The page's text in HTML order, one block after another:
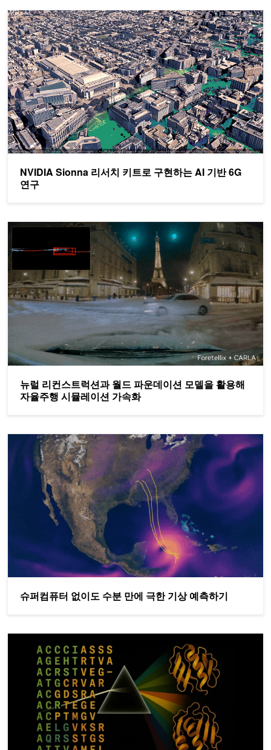
NVIDIA Sionna 리서치 키트로 구현하는 AI 기반 6G
연구
NVIDIA Sionna 리서치 키트로 구현하는 AI 기반 6G 연구
뉴럴 리컨스트럭션과 월드 파운데이션 모델을 활용해
자율주행 시뮬레이션 가속화
뉴럴 리컨스트럭션과 월드 파운데이션 모델을 활용해 자율주행
슈퍼컴퓨터 없이도 수분 만에 극한 기상 예측하기
슈퍼컴퓨터 없이도 수분 만에 극한 기상 예측하기